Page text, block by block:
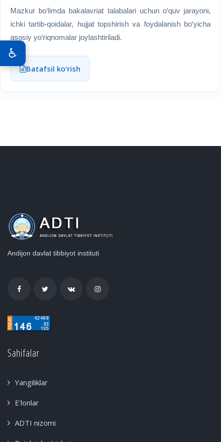
Mazkur bo‘limda bakalavriat talabalari uchun o‘quv jarayoni,
ichki tartib-qoidalar, hujjat topshirish va foydalanish bo‘yicha
asosiy yo‘riqnomalar joylashtiriladi.
Batafsil ko‘rish
Andijon davlat tibbiyot instituti
Sahifalar
Yangiliklar
E'lonlar
ADTI nizomi
♿